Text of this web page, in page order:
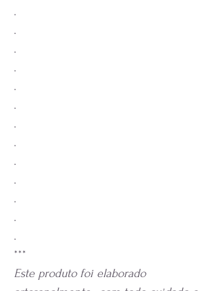
.
.
.
.
.
.
.
.
.
.
.
.
.
***
Este produto foi elaborado